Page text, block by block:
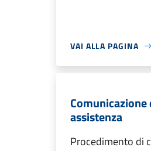
VAI ALLA PAGINA
assistenza
Procedimento di